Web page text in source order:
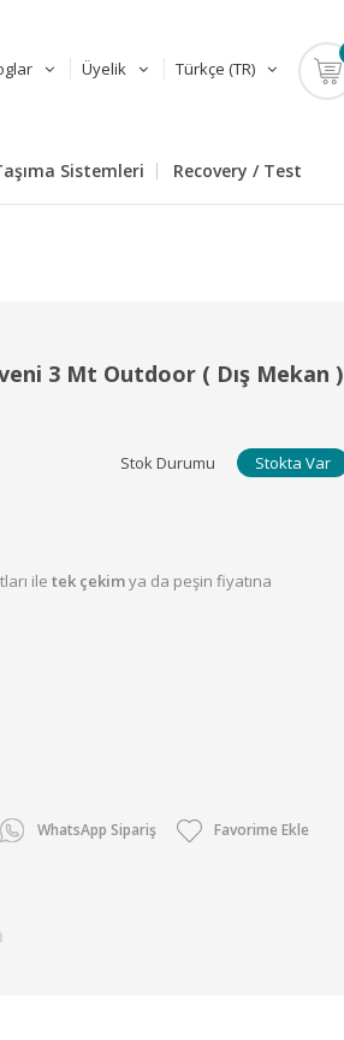
Üyelik Türkçe (TR)
Sistemleri Recovery / Test
3 Mt Outdoor ( Dış Mekan )
Stok Durumu Stokta Var
ile tek çekimya da peşin fiyatına
WhatsApp Sipariş Favorime Ekle